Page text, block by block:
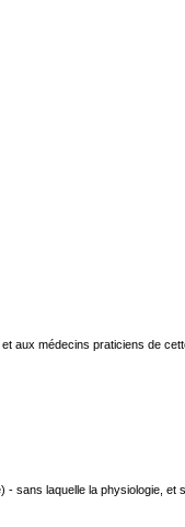
médecins praticiens de
sans laquelle la physiologie, et